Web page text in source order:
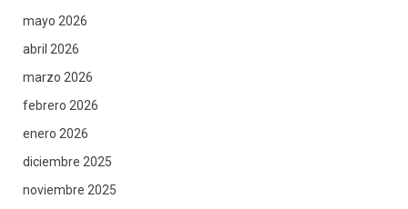
mayo 2026
abril 2026
marzo 2026
febrero 2026
enero 2026
diciembre 2025
noviembre 2025